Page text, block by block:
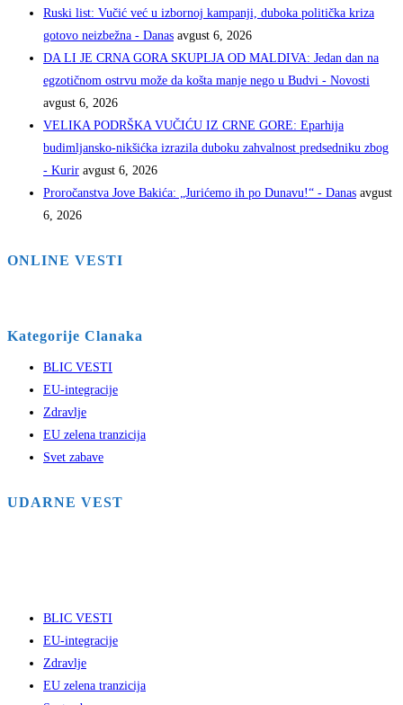
Ruski list: Vučić već u izbornoj kampanji, duboka politička kriza
gotovo neizbežna - Danas avgust 6, 2026
DA LI JE CRNA GORA SKUPLJA OD MALDIVA: Jedan dan na
egzotičnom ostrvu može da košta manje nego u Budvi - Novosti
avgust 6, 2026
VELIKA PODRŠKA VUČIĆU IZ CRNE GORE: Eparhija
budimljansko-nikšićka izrazila duboku zahvalnost predsedniku zbog
- Kurir avgust 6, 2026
Proročanstva Jove Bakića: „Jurićemo ih po Dunavu!“ - Danas avgust
6, 2026
ONLINE VESTI
Kategorije Clanaka
BLIC VESTI
EU-integracije
Zdravlje
EU zelena tranzicija
Svet zabave
UDARNE VEST
BLIC VESTI
EU-integracije
Zdravlje
EU zelena tranzicija